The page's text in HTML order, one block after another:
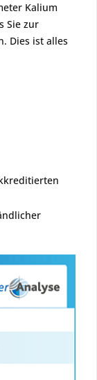
Kalium
Sie zur
Dies ist alles